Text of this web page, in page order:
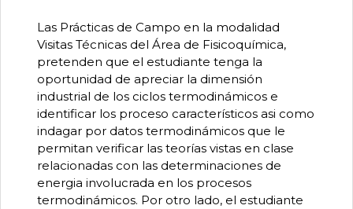
Las Prácticas de Campo en la modalidad
Visitas Técnicas del Área de Fisicoquímica,
pretenden que el estudiante tenga la
oportunidad de apreciar la dimensión
industrial de los ciclos termodinámicos e
identificar los proceso característicos asi como
indagar por datos termodinámicos que le
permitan verificar las teorías vistas en clase
relacionadas con las determinaciones de
energia involucrada en los procesos
termodinámicos. Por otro lado, el estudiante